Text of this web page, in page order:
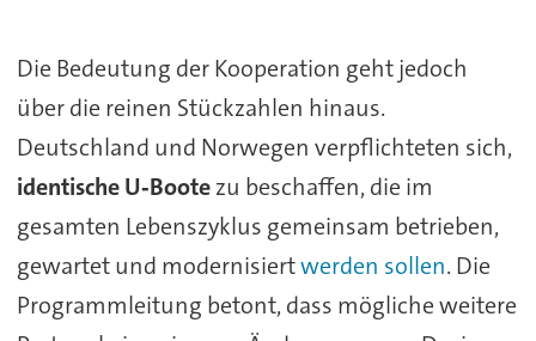
Die Bedeutung der Kooperation geht jedoch
über die reinen Stückzahlen hinaus.
Deutschland und Norwegen verpflichteten sich,
identische U‑Bootezu beschaffen, die im
gesamten Lebenszyklus gemeinsam betrieben,
gewartet und modernisiertwerden sollen. Die
Programmleitung betont, dass mögliche weitere